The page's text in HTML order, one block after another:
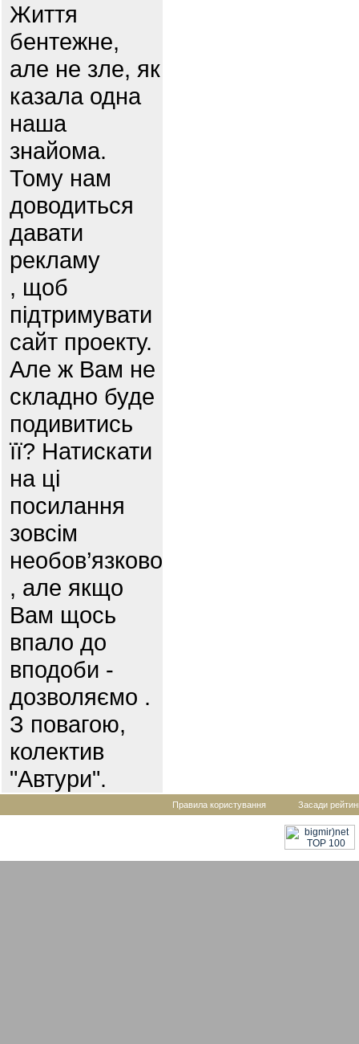
Життя
бентежне,
але не зле, як
казала одна
наша
знайома.
Тому нам
доводиться
давати
рекламу
, щоб
підтримувати
сайт проекту.
Але ж Вам не
складно буде
подивитись
її? Натискати
на ці
посилання
зовсім
необов’язково
, але якщо
Вам щось
впало до
вподоби -
дозволяємо .
З повагою,
колектив
"Автури".
Правила користування Засади